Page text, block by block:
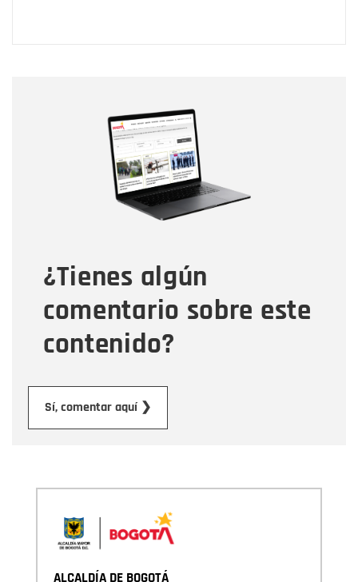
¿Tienes algún
comentario sobre este
contenido?
Sí, comentar aquí ❯
Correo electrónico
Tipo de comentario
Mensaje